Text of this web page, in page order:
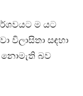
ම යට
විලාසිතා සඳහා
නොමැති බව